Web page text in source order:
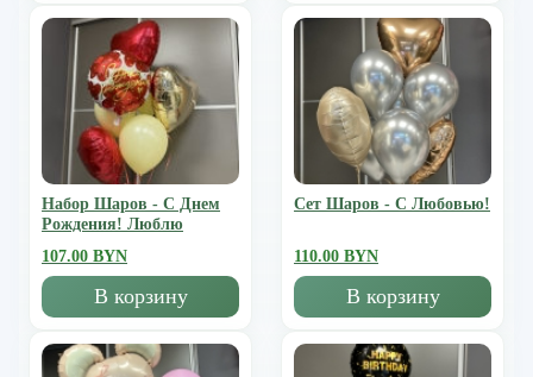
Набор Шаров - С Днем
Рождения! Люблю
107.00 BYN
В корзину
Сет Шаров - С Любовью!
110.00 BYN
В корзину